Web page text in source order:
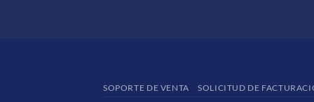
SOPORTE DE VENTA SOLICITUD DE